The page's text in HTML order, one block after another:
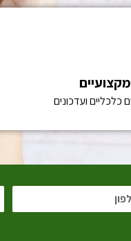
כלכליים ועדכונים